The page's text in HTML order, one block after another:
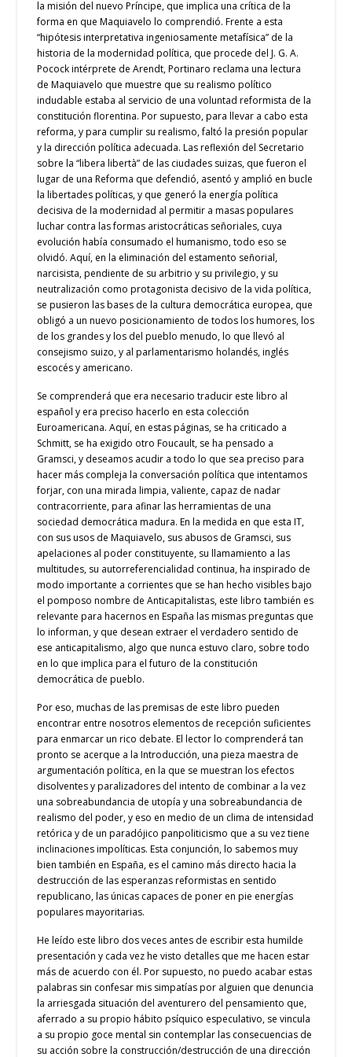
la misión del nuevo Príncipe, que implica una crítica de la
forma en que Maquiavelo lo comprendió. Frente a esta
“hipótesis interpretativa ingeniosamente metafísica” de la
historia de la modernidad política, que procede del J. G. A.
Pocock intérprete de Arendt, Portinaro reclama una lectura
de Maquiavelo que muestre que su realismo político
indudable estaba al servicio de una voluntad reformista de la
constitución florentina. Por supuesto, para llevar a cabo esta
reforma, y para cumplir su realismo, faltó la presión popular
y la dirección política adecuada. Las reflexión del Secretario
sobre la “libera libertà” de las ciudades suizas, que fueron el
lugar de una Reforma que defendió, asentó y amplió en bucle
la libertades políticas, y que generó la energía política
decisiva de la modernidad al permitir a masas populares
luchar contra las formas aristocráticas señoriales, cuya
evolución había consumado el humanismo, todo eso se
olvidó. Aquí, en la eliminación del estamento señorial,
narcisista, pendiente de su arbitrio y su privilegio, y su
neutralización como protagonista decisivo de la vida política,
se pusieron las bases de la cultura democrática europea, que
obligó a un nuevo posicionamiento de todos los humores, los
de los grandes y los del pueblo menudo, lo que llevó al
consejismo suizo, y al parlamentarismo holandés, inglés
escocés y americano.
Se comprenderá que era necesario traducir este libro al
español y era preciso hacerlo en esta colección
Euroamericana. Aquí, en estas páginas, se ha criticado a
Schmitt, se ha exigido otro Foucault, se ha pensado a
Gramsci, y deseamos acudir a todo lo que sea preciso para
hacer más compleja la conversación política que intentamos
forjar, con una mirada limpia, valiente, capaz de nadar
contracorriente, para afinar las herramientas de una
sociedad democrática madura. En la medida en que esta IT,
con sus usos de Maquiavelo, sus abusos de Gramsci, sus
apelaciones al poder constituyente, su llamamiento a las
multitudes, su autorreferencialidad continua, ha inspirado de
modo importante a corrientes que se han hecho visibles bajo
el pomposo nombre de Anticapitalistas, este libro también es
relevante para hacernos en España las mismas preguntas que
lo informan, y que desean extraer el verdadero sentido de
ese anticapitalismo, algo que nunca estuvo claro, sobre todo
en lo que implica para el futuro de la constitución
democrática de pueblo.
Por eso, muchas de las premisas de este libro pueden
encontrar entre nosotros elementos de recepción suficientes
para enmarcar un rico debate. El lector lo comprenderá tan
pronto se acerque a la Introducción, una pieza maestra de
argumentación política, en la que se muestran los efectos
disolventes y paralizadores del intento de combinar a la vez
una sobreabundancia de utopía y una sobreabundancia de
realismo del poder, y eso en medio de un clima de intensidad
retórica y de un paradójico panpoliticismo que a su vez tiene
inclinaciones impolíticas. Esta conjunción, lo sabemos muy
bien también en España, es el camino más directo hacia la
destrucción de las esperanzas reformistas en sentido
republicano, las únicas capaces de poner en pie energías
populares mayoritarias.
He leído este libro dos veces antes de escribir esta humilde
presentación y cada vez he visto detalles que me hacen estar
más de acuerdo con él. Por supuesto, no puedo acabar estas
palabras sin confesar mis simpatías por alguien que denuncia
la arriesgada situación del aventurero del pensamiento que,
aferrado a su propio hábito psíquico especulativo, se vincula
a su propio goce mental sin contemplar las consecuencias de
su acción sobre la construcción/destrucción de una dirección